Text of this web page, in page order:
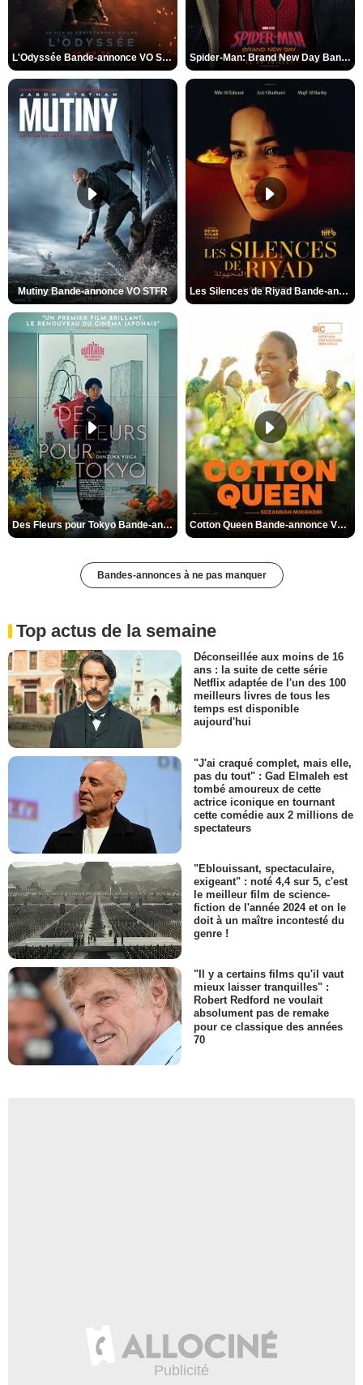
L'Odyssée Bande-annonce VO STFR Spider-Man: Brand New Day Bande-annonce VO STFR
Mutiny Bande-annonce VO STFR Les Silences de Riyad Bande-annonce VO STFR
Des Fleurs pour Tokyo Bande-annonce VO STFR Cotton Queen Bande-annonce VO STFR
Bandes-annonces à ne pas manquer
Top actus de la semaine
Déconseillée aux moins de 16
ans : la suite de cette série
Netflix adaptée de l'un des 100
meilleurs livres de tous les
temps est disponible
aujourd'hui
"J'ai craqué complet, mais elle,
pas du tout" : Gad Elmaleh est
tombé amoureux de cette
actrice iconique en tournant
cette comédie aux 2 millions de
spectateurs
"Eblouissant, spectaculaire,
exigeant" : noté 4,4 sur 5, c'est
le meilleur film de science-
fiction de l'année 2024 et on le
doit à un maître incontesté du
genre !
"Il y a certains films qu'il vaut
mieux laisser tranquilles" :
Robert Redford ne voulait
absolument pas de remake
pour ce classique des années
70